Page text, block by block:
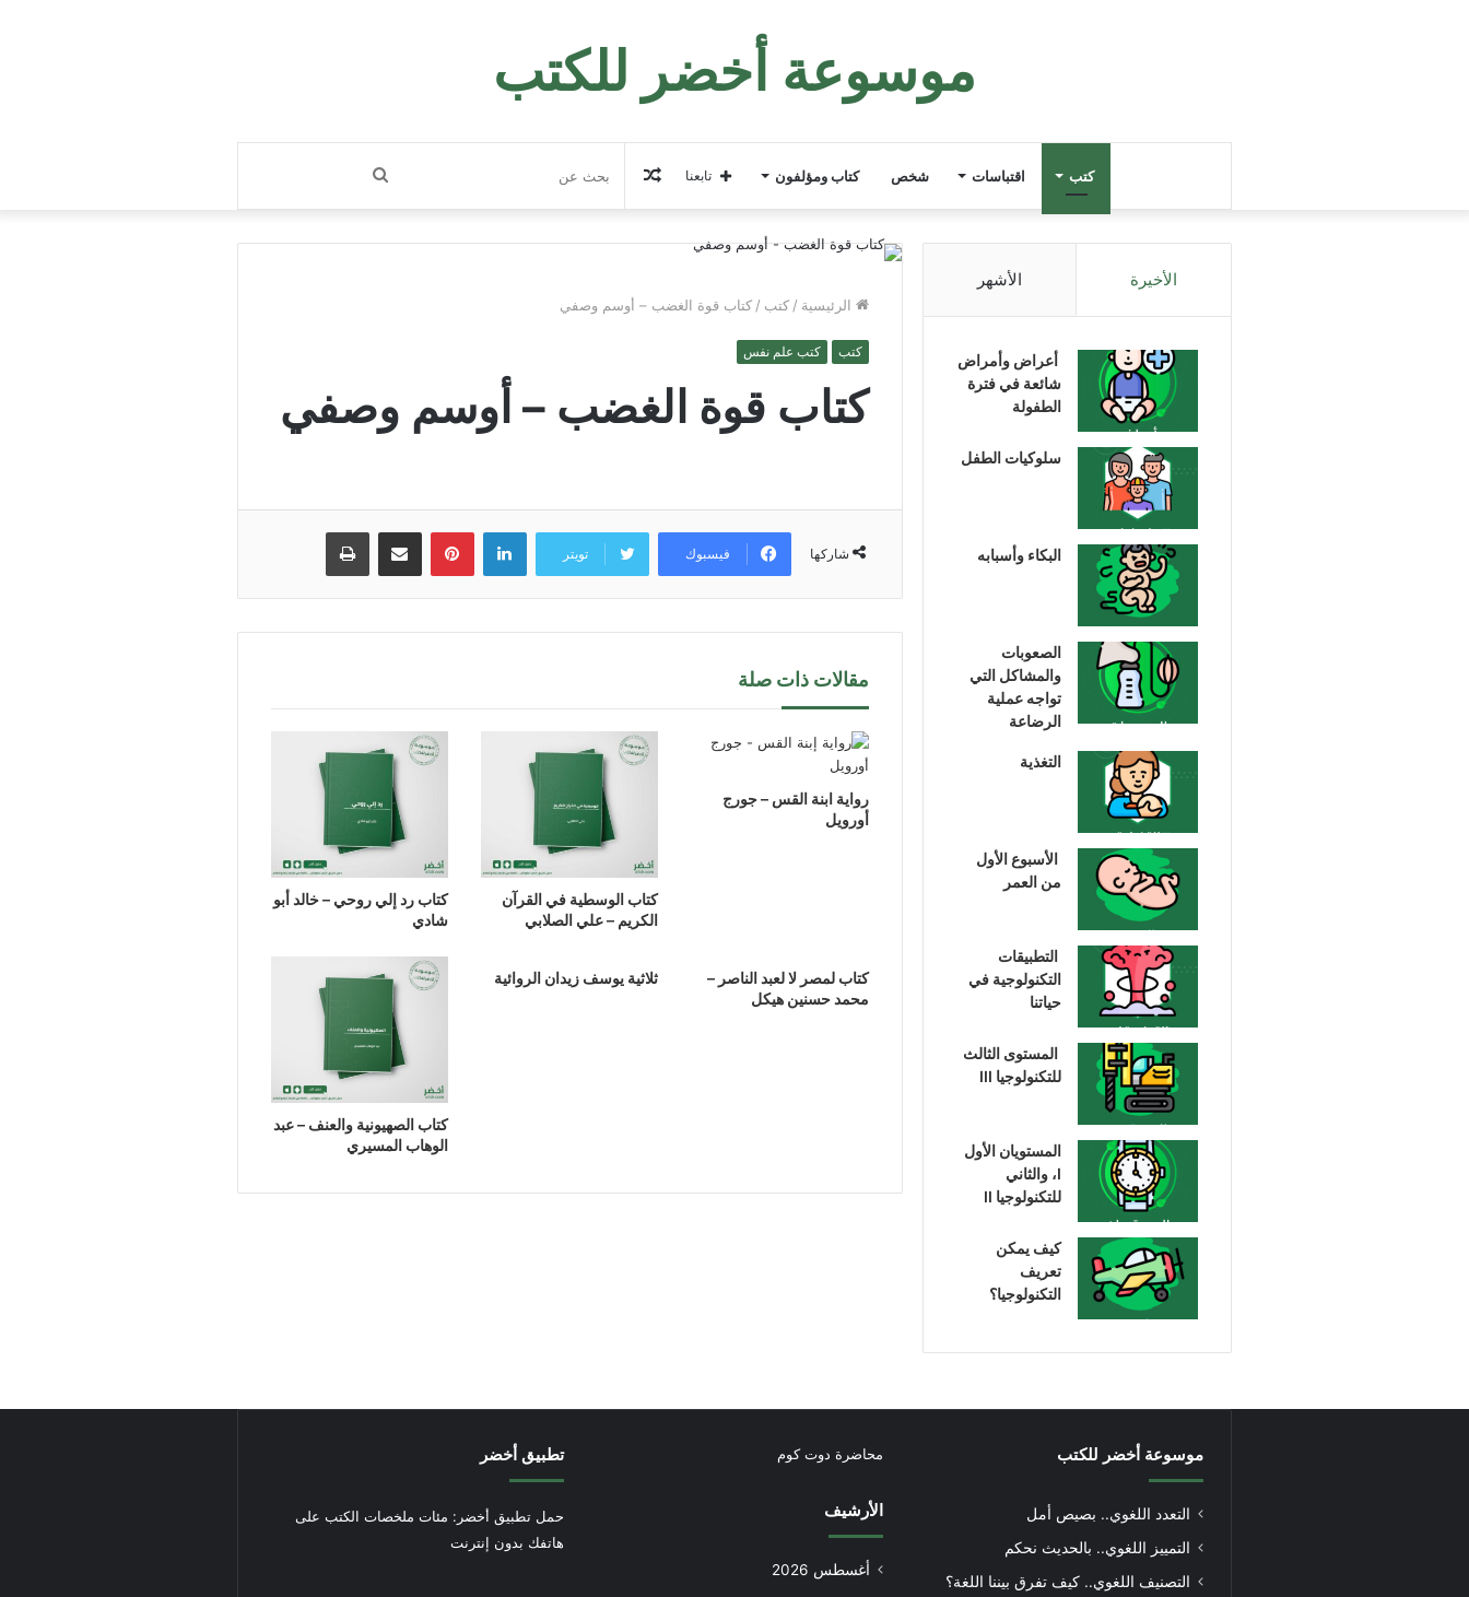
موسوعة أخضر للكتب
كتب اقتباسات شخص كتاب ومؤلفون بحث
عن
مقال
عشوائي
تابعنا
الرئيسية / كتب / كتاب قوة الغضب – أوسم وصفي
كتب كتب علم نفس
كتاب قوة الغضب – أوسم وصفي
شاركها فيسبوك تويتر
لينكدإن بينتيريستمشاركة عبر البريد طباعة
مقالات ذات صلة
رواية ابنة القس – جورج
أورويل
كتاب الوسطية في القرآن
الكريم – علي الصلابي
كتاب رد إلي روحي – خالد أبو
شادي
كتاب لمصر لا لعبد الناصر –
محمد حسنين هيكل
ثلاثية يوسف زيدان الروائية
كتاب الصهيونية والعنف – عبد
الوهاب المسيري
الأخيرة الأشهر
أعراض وأمراض
شائعة في فترة
الطفولة
سلوكيات الطفل
البكاء وأسبابه
الصعوبات
والمشاكل التي
تواجه عملية
الرضاعة
التغذية
الأسبوع الأول
من العمر
التطبيقات
التكنولوجية في
حياتنا
المستوى الثالث
للتكنولوجيا III
المستويان الأول
I، والثاني
للتكنولوجيا II
كيف يمكن
تعريف
التكنولوجيا؟
موسوعة أخضر للكتب
التعدد اللغوي.. بصيص أمل
التمييز اللغوي.. بالحديث نحكم
التصنيف اللغوي.. كيف تفرق بيننا اللغة؟
محاضرة دوت كوم
الأرشيف
أغسطس 2026
تطبيق أخضر
حمل تطبيق أخضر: مئات ملخصات الكتب على
هاتفك بدون إنترنت